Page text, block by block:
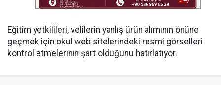
Eğitim yetkilileri, velilerin yanlış ürün alımının önüne
geçmek için okul web sitelerindeki resmi görselleri
kontrol etmelerinin şart olduğunu hatırlatıyor.